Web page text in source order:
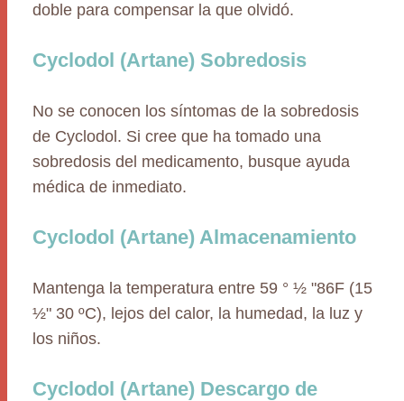
doble para compensar la que olvidó.
Cyclodol (Artane) Sobredosis
No se conocen los síntomas de la sobredosis
de Cyclodol. Si cree que ha tomado una
sobredosis del medicamento, busque ayuda
médica de inmediato.
Cyclodol (Artane) Almacenamiento
Mantenga la temperatura entre 59 ° ½ "86F (15
½" 30 ºC), lejos del calor, la humedad, la luz y
los niños.
Cyclodol (Artane) Descargo de